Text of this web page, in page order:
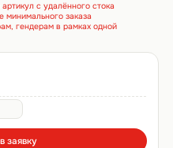
с удалённого стока
заказа
гендерам в рамках одной
заявку